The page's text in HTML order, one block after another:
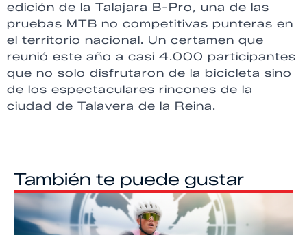
edición de la Talajara B-Pro, una de las
pruebas MTB no competitivas punteras en
el territorio nacional. Un certamen que
reunió este año a casi 4.000 participantes
que no solo disfrutaron de la bicicleta sino
de los espectaculares rincones de la
ciudad de Talavera de la Reina.
También te puede gustar